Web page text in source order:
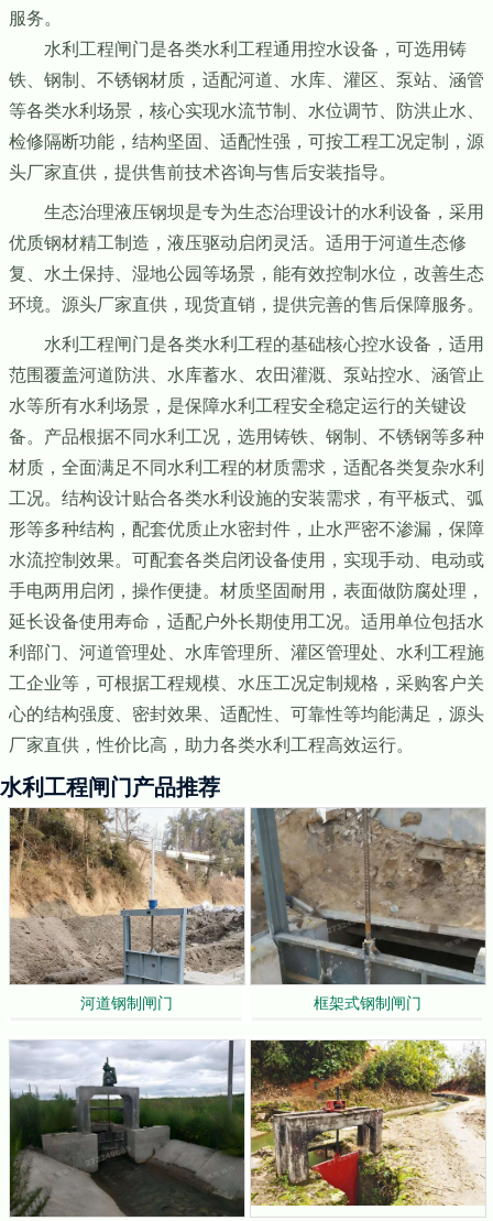
服务。
水利工程闸门是各类水利工程通用控水设备，可选用铸
铁、钢制、不锈钢材质，适配河道、水库、灌区、泵站、涵管
等各类水利场景，核心实现水流节制、水位调节、防洪止水、
检修隔断功能，结构坚固、适配性强，可按工程工况定制，源
头厂家直供，提供售前技术咨询与售后安装指导。
生态治理液压钢坝是专为生态治理设计的水利设备，采用
优质钢材精工制造，液压驱动启闭灵活。适用于河道生态修
复、水土保持、湿地公园等场景，能有效控制水位，改善生态
环境。源头厂家直供，现货直销，提供完善的售后保障服务。
水利工程闸门是各类水利工程的基础核心控水设备，适用
范围覆盖河道防洪、水库蓄水、农田灌溉、泵站控水、涵管止
水等所有水利场景，是保障水利工程安全稳定运行的关键设
备。产品根据不同水利工况，选用铸铁、钢制、不锈钢等多种
材质，全面满足不同水利工程的材质需求，适配各类复杂水利
工况。结构设计贴合各类水利设施的安装需求，有平板式、弧
形等多种结构，配套优质止水密封件，止水严密不渗漏，保障
水流控制效果。可配套各类启闭设备使用，实现手动、电动或
手电两用启闭，操作便捷。材质坚固耐用，表面做防腐处理，
延长设备使用寿命，适配户外长期使用工况。适用单位包括水
利部门、河道管理处、水库管理所、灌区管理处、水利工程施
工企业等，可根据工程规模、水压工况定制规格，采购客户关
心的结构强度、密封效果、适配性、可靠性等均能满足，源头
厂家直供，性价比高，助力各类水利工程高效运行。
水利工程闸门产品推荐
河道钢制闸门 框架式钢制闸门